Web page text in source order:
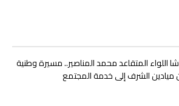
اللواء المتقاعد محمد المناصير.. مسيرة وطنية
الشرف إلى خدمة المجتمع